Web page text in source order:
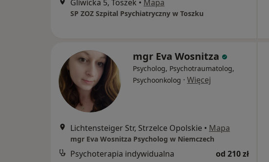
Gliwicka 5, Toszek • Mapa
SP ZOZ Szpital Psychiatryczny w Toszku
mgr Eva Wosnitza
Psycholog, Psychotraumatolog,
Psychoonkolog · Więcej
Lichtensteiger Str, Strzelce Opolskie • Mapa
mgr Eva Wosnitza Psycholog w Niemczech
Psychoterapia indywidualna od 210 zł